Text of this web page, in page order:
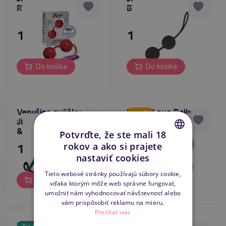
Red
15,80 €
Do košíka
Black
15,80 €
Do košíka
Venušine guličky
Joyballs Secret Black
& Black
Skladom
19,80 €
Do košíka
4.5
Funky Love Balls
5,96 €
Do košíka
CZECH
ENGLISH
Potvrďte, že ste mali 18
rokov a ako si prajete
nastaviť cookies
Tieto webové stránky používajú súbory cookie,
vďaka ktorým môže web správne fungovať,
umožniť nám vyhodnocovať návštevnosť alebo
vám prispôsobiť reklamu na mieru.
Prečítať viac